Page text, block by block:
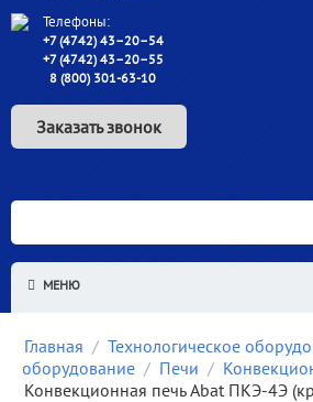
Телефоны:
+7 (4742) 43–20–54
+7 (4742) 43–20–55
8 (800) 301-63-10
Заказать звонок
МЕНЮ
Главная / Технологическое
оборудование / Печи /
Конвекционная печь Abat ПКЭ-4Э